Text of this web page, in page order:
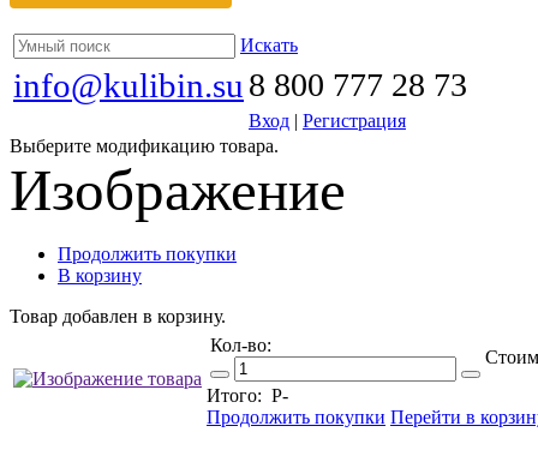
Искать
info@kulibin.su 8 800 777 28 73
Вход | Регистрация
Выберите модификацию товара.
Изображение
Продолжить покупки
В корзину
Товар добавлен в корзину.
Кол-во:
Итого: Р-
Продолжить покупки Перейти в